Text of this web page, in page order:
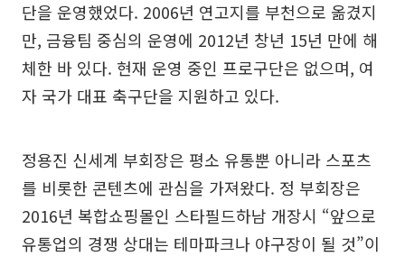
단을 운영했었다. 2006년 연고지를 부천으로 옮겼지
만, 금융팀 중심의 운영에 2012년 창년 15년 만에 해
체한 바 있다. 현재 운영 중인 프로구단은 없으며, 여
자 국가 대표 축구단을 지원하고 있다.
정용진 신세계 부회장은 평소 유통뿐 아니라 스포츠
를 비롯한 콘텐츠에 관심을 가져왔다. 정 부회장은
2016년 복합쇼핑몰인 스타필드하남 개장시 “앞으로
유통업의 경쟁 상대는 테마파크나 야구장이 될 것”이